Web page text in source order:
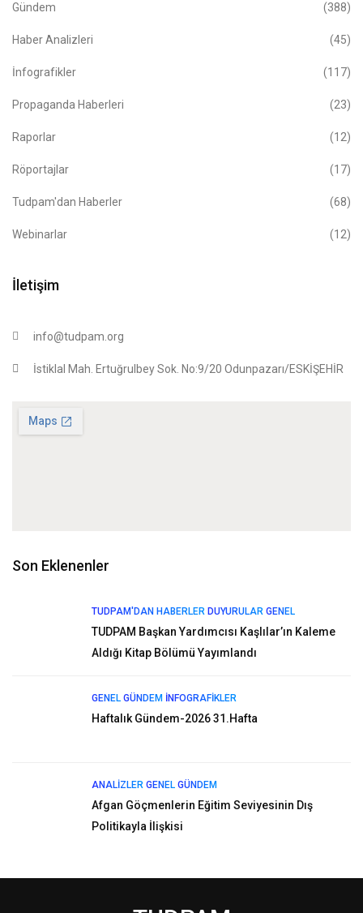
Gündem (388)
Haber Analizleri (45)
İnfografikler (117)
Propaganda Haberleri (23)
Raporlar (12)
Röportajlar (17)
Tudpam'dan Haberler (68)
Webinarlar (12)
İletişim
info@tudpam.org
İstiklal Mah. Ertuğrulbey Sok. No:9/20 Odunpazarı/ESKİŞEHİR
Son Eklenenler
TUDPAM'DAN HABERLER DUYURULAR GENEL
TUDPAM Başkan Yardımcısı Kaşlılar’ın Kaleme
Aldığı Kitap Bölümü Yayımlandı
GENEL GÜNDEM İNFOGRAFIKLER
Haftalık Gündem-2026 31.Hafta
ANALIZLER GENEL GÜNDEM
Afgan Göçmenlerin Eğitim Seviyesinin Dış
Politikayla İlişkisi